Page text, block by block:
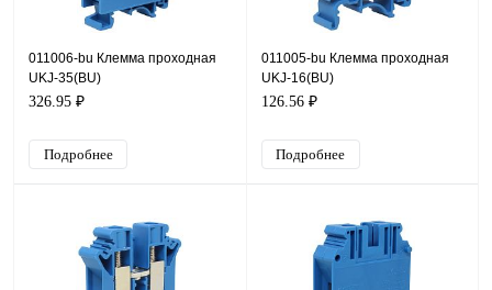
011006-bu Клемма проходная
UKJ-35(BU)
326.95 ₽
Подробнее
011005-bu Клемма проходная
UKJ-16(BU)
126.56 ₽
Подробнее